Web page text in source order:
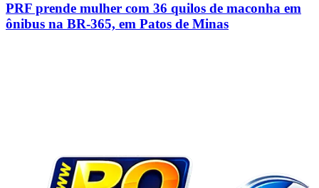
PRF prende mulher com 36 quilos de maconha em
ônibus na BR-365, em Patos de Minas